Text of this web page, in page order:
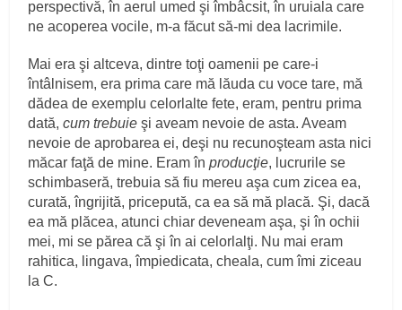
perspectivă, în aerul umed şi îmbâcsit, în uruiala care
ne acoperea vocile, m‑a făcut să‑mi dea lacrimile.
Mai era şi altceva, dintre toţi oamenii pe care‑i
întâlnisem, era prima care mă lăuda cu voce tare, mă
dădea de exemplu celorlalte fete, eram, pentru prima
dată,cum trebuieşi aveam nevoie de asta. Aveam
nevoie de aprobarea ei, deşi nu recunoşteam asta nici
măcar faţă de mine. Eram înproducţie, lucrurile se
schimbaseră, trebuia să fiu mereu aşa cum zicea ea,
curată, îngrijită, pricepută, ca ea să mă placă. Şi, dacă
ea mă plăcea, atunci chiar deveneam aşa, şi în ochii
mei, mi se părea că şi în ai celorlalţi. Nu mai eram
rahitica, lingava, împiedicata, cheala, cum îmi ziceau
la C.